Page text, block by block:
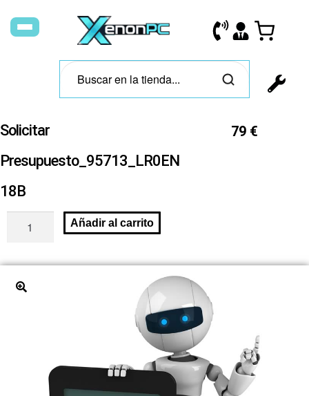
Solicitar
Presupuesto_95713_LR0EN
18B
79 €
Añadir al carrito